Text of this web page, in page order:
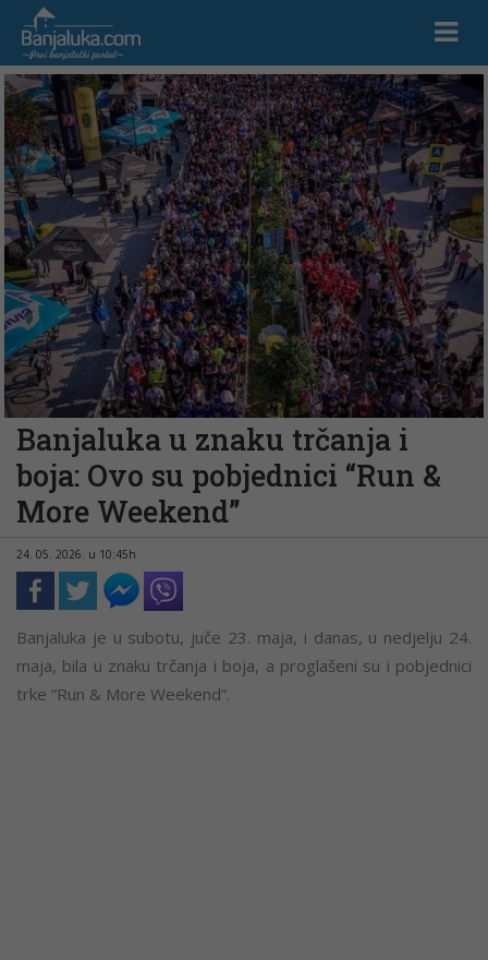
Banjaluka u znaku trčanja i
boja: Ovo su pobjednici “Run &
More Weekend”
24. 05. 2026. u 10:45h
Banjaluka je u subotu, juče 23. maja, i danas, u nedjelju 24.
maja, bila u znaku trčanja i boja, a proglašeni su i pobjednici
trke “Run & More Weekend”.